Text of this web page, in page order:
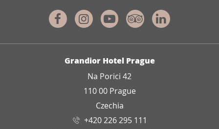
Grandior Hotel Prague
Na Porici 42
110 00 Prague
Czechia
+420 226 295 111
FacebookInstagram
YoutubeTripadvisor
Linkedin